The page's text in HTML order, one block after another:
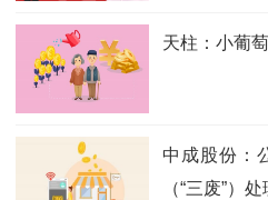
天柱：小葡
中成股份：
（“三废”）